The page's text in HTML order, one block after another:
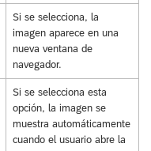
Si se selecciona, la
imagen aparece en una
nueva ventana de
navegador.
Si se selecciona esta
opción, la imagen se
muestra automáticamente
cuando el usuario abre la